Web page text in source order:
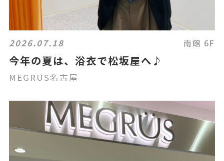
2026.07.18 南館 6F
今年の夏は、浴衣で松坂屋へ♪
MEGRUS名古屋